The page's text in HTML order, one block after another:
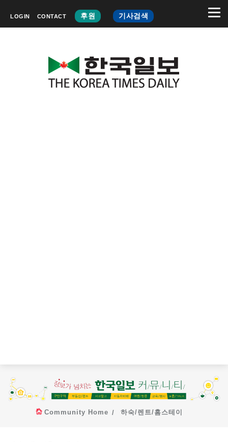
LOGIN CONTACT 후원 기사검색
Community Home 하숙/렌트/홈스테이